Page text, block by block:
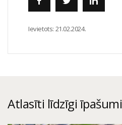
Ievietots: 21.02.2024.
Atlasīti līdzīgi īpašumi